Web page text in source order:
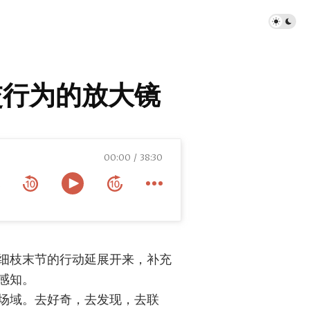
为的放大镜
00:00 38:30
枝末节的行动延展开来，补充
。
域。去好奇，去发现，去联